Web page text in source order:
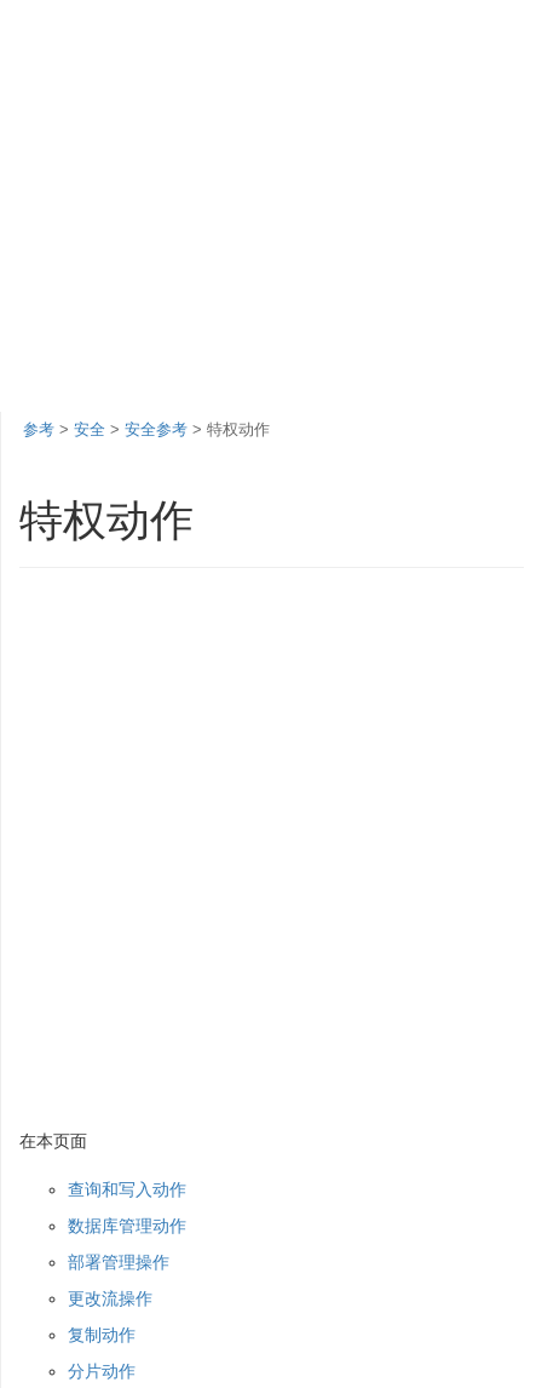
参考 > 安全 > 安全参考 > 特权动作
特权动作
在本页面
查询和写入动作
数据库管理动作
部署管理操作
更改流操作
复制动作
分片动作